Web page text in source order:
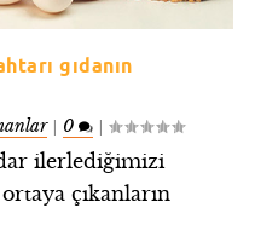
gıdanın
| 0 |
ilerlediğimizi
çıkanların